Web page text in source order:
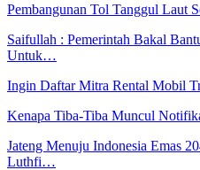
Pembangunan Tol Tanggul Laut
Saifullah : Pemerintah Bakal
Untuk…
Ingin Daftar Mitra Rental Mobil
Kenapa Tiba-Tiba Muncul
Jateng Menuju Indonesia Emas
Luthfi…